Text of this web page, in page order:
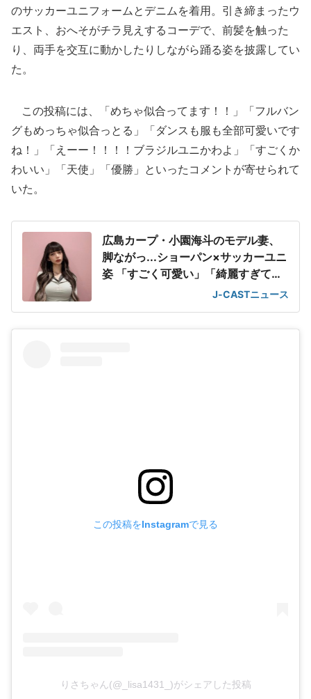
のサッカーユニフォームとデニムを着用。引き締まったウ
エスト、おへそがチラ見えするコーデで、前髪を触った
り、両手を交互に動かしたりしながら踊る姿を披露してい
た。
この投稿には、「めちゃ似合ってます！！」「フルバン
グもめっちゃ似合っとる」「ダンスも服も全部可愛いです
ね！」「えーー！！！！ブラジルユニかわよ」「すごくか
わいい」「天使」「優勝」といったコメントが寄せられて
いた。
広島カープ・小園海斗のモデル妻、
脚ながっ...ショーパン×サッカーユニ
姿 「すごく可愛い」「綺麗すぎて
J-CASTニュース
この投稿をInstagramで見る
りさちゃん(@_lisa1431_)がシェアした投稿